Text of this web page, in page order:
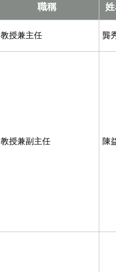
職稱
教授兼主任 龔
教授兼副主任 陳